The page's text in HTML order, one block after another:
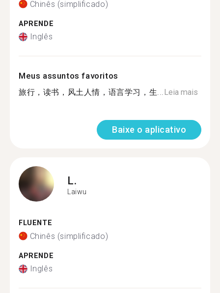
Chinês (simplificado)
APRENDE
Inglês
Meus assuntos favoritos
旅行，读书，风土人情，语言学习，生...Leia mais
Baixe o aplicativo
L.
Laiwu
FLUENTE
Chinês (simplificado)
APRENDE
Inglês